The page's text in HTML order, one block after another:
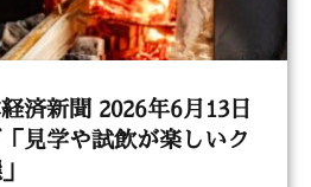
済新聞 2026年6月13日
見学や試飲が楽しいク